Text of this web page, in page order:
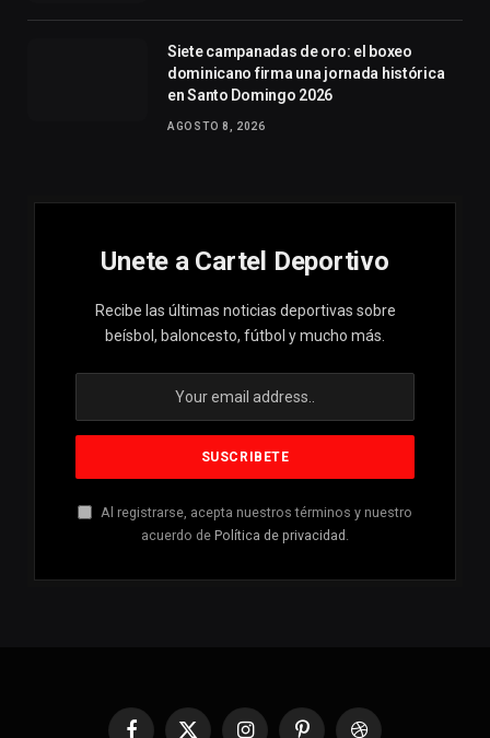
Siete campanadas de oro: el boxeo
dominicano firma una jornada histórica
en Santo Domingo 2026
AGOSTO 8, 2026
Unete a Cartel Deportivo
Recibe las últimas noticias deportivas sobre
beísbol, baloncesto, fútbol y mucho más.
Al registrarse, acepta nuestros términos y nuestro
acuerdo de Política de privacidad .